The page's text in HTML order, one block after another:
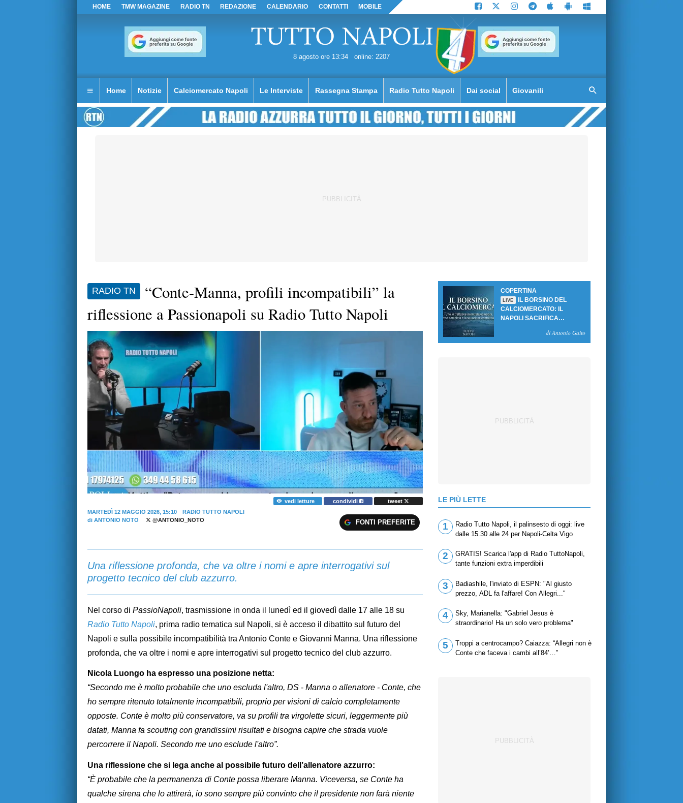
HOME TMW MAGAZINE RADIO TN REDAZIONE CALENDARIO CONTATTI MOBILE
8 agosto ore 13:34 online: 2207
Home Notizie Calciomercato Napoli Le Interviste Rassegna Stampa Radio Tutto Napoli Dai social Giovanili
RADIO TN
“Conte-Manna, profili incompatibili” la
riflessione a Passionapoli su Radio Tutto Napoli
vedi letture condividi
tweet
MARTEDÌ 12 MAGGIO 2026, 15:10
RADIO TUTTO NAPOLI
di ANTONIO NOTO @ANTONIO_NOTO FONTI PREFERITE
Una riflessione profonda, che va oltre i nomi e apre interrogativi sul
progetto tecnico del club azzurro.
Nel corso di PassioNapoli, trasmissione in onda il lunedì ed il giovedì dalle 17 alle 18 su
Radio Tutto Napoli, prima radio tematica sul Napoli, si è acceso il dibattito sul futuro del
Napoli e sulla possibile incompatibilità tra Antonio Conte e Giovanni Manna. Una riflessione
profonda, che va oltre i nomi e apre interrogativi sul progetto tecnico del club azzurro.
Nicola Luongo ha espresso una posizione netta:
“Secondo me è molto probabile che uno escluda l'altro, DS - Manna o allenatore - Conte, che
ho sempre ritenuto totalmente incompatibili, proprio per visioni di calcio completamente
opposte. Conte è molto più conservatore, va su profili tra virgolette sicuri, leggermente più
datati, Manna fa scouting con grandissimi risultati e bisogna capire che strada vuole
percorrere il Napoli. Secondo me uno esclude l'altro”.
Una riflessione che si lega anche al possibile futuro dell’allenatore azzurro:
“È probabile che la permanenza di Conte possa liberare Manna. Viceversa, se Conte ha
qualche sirena che lo attirerà, io sono sempre più convinto che il presidente non farà niente
COPERTINA
LIVE
IL BORSINO DEL
CALCIOMERCATO: IL
NAPOLI SACRIFICA
SBLOCCANO ARRIVIdi Antonio Gaito
LE PIÙ LETTE
1
Radio Tutto Napoli, il palinsesto di oggi: live
dalle 15.30 alle 24 per Napoli-Celta Vigo
2
GRATIS! Scarica l'app di Radio TuttoNapoli,
tante funzioni extra imperdibili
3
Badiashile, l'inviato di ESPN: "Al giusto
prezzo, ADL fa l'affare! Con Allegri..."
4
Sky, Marianella: "Gabriel Jesus è
straordinario! Ha un solo vero problema"
5
Troppi a centrocampo? Caiazza: “Allegri non è
Conte che faceva i cambi all’84’…”